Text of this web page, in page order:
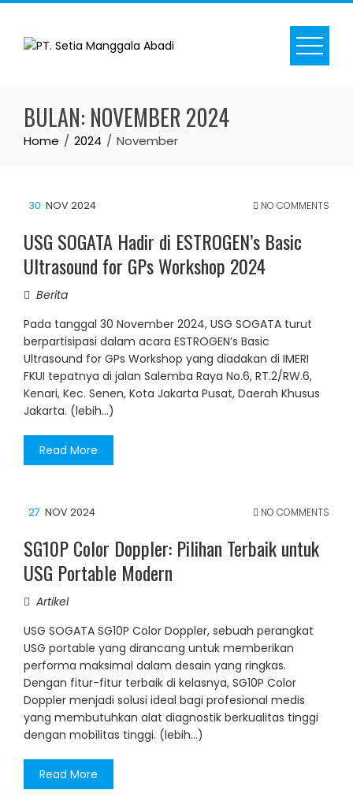
Skip
content
BULAN: NOVEMBER 2024
Home 2024 November
30 NOV 2024 NO COMMENTS
USG SOGATA Hadir di ESTROGEN’s Basic
Ultrasound for GPs Workshop 2024
Berita
Pada tanggal 30 November 2024, USG SOGATA turut
berpartisipasi dalam acara ESTROGEN’s Basic
Ultrasound for GPs Workshop yang diadakan di IMERI
FKUI tepatnya di jalan Salemba Raya No.6, RT.2/RW.6,
Kenari, Kec. Senen, Kota Jakarta Pusat, Daerah Khusus
Jakarta. (lebih…)
Read More
27 NOV 2024 NO COMMENTS
SG10P Color Doppler: Pilihan Terbaik untuk
USG Portable Modern
Artikel
USG SOGATA SG10P Color Doppler, sebuah perangkat
USG portable yang dirancang untuk memberikan
performa maksimal dalam desain yang ringkas.
Dengan fitur-fitur terbaik di kelasnya, SG10P Color
Doppler menjadi solusi ideal bagi profesional medis
yang membutuhkan alat diagnostik berkualitas tinggi
dengan mobilitas tinggi. (lebih…)
Read More